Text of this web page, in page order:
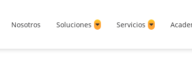
Nosotros Soluciones Servicios